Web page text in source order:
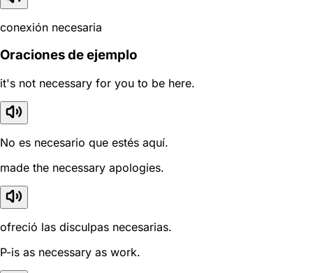
conexión necesaria
Oraciones de ejemplo
it's not necessary for you to be here.
No es necesario que estés aquí.
made the necessary apologies.
ofreció las disculpas necesarias.
P-is as necessary as work.